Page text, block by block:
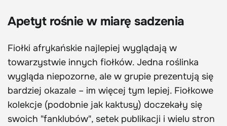
Apetyt rośnie w miarę sadzenia
Fiołki afrykańskie najlepiej wyglądają w
towarzystwie innych fiołków. Jedna roślinka
wygląda niepozorne, ale w grupie prezentują się
bardziej okazale – im więcej tym lepiej. Fiołkowe
kolekcje (podobnie jak kaktusy) doczekały się
swoich "fanklubów", setek publikacji i wielu stron